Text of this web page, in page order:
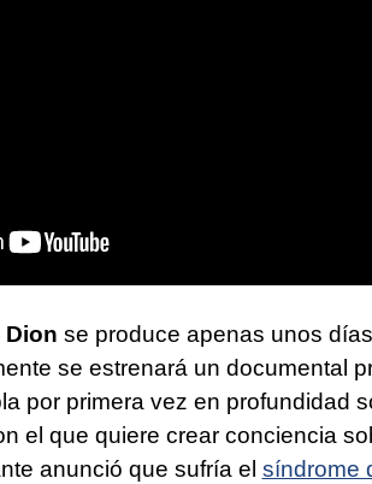
Dion se produce apenas unos
se estrenará un documental
por primera vez en profundidad
el que quiere crear conciencia
anunció que sufría el síndrome